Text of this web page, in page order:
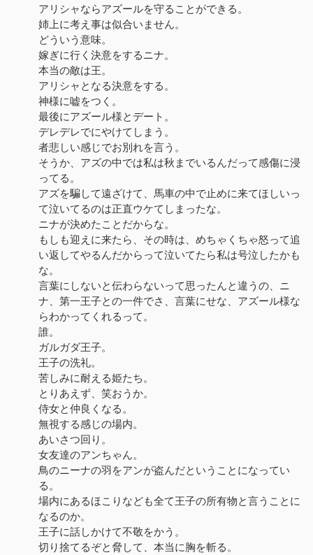
アリシャならアズールを守ることができる。
姉上に考え事は似合いません。
どういう意味。
嫁ぎに行く決意をするニナ。
本当の敵は王。
アリシャとなる決意をする。
神様に嘘をつく。
最後にアズール様とデート。
デレデレでにやけてしまう。
者悲しい感じでお別れを言う。
そうか、アズの中では私は秋までいるんだって感傷に浸
ってる。
アズを騙して遠ざけて、馬車の中で止めに来てほしいっ
て泣いてるのは正直ウケてしまったな。
ニナが決めたことだからな。
もしも迎えに来たら、その時は、めちゃくちゃ怒って追
い返してやるんだからって泣いてたら私は号泣したかも
な。
言葉にしないと伝わらないって思ったんと違うの、ニ
ナ、第一王子との一件でさ、言葉にせな、アズール様な
らわかってくれるって。
誰。
ガルガダ王子。
王子の洗礼。
苦しみに耐える姫たち。
とりあえず、笑おうか。
侍女と仲良くなる。
無視する感じの場内。
あいさつ回り。
女友達のアンちゃん。
鳥のニーナの羽をアンが盗んだということになってい
る。
場内にあるほこりなども全て王子の所有物と言うことに
なるのか。
王子に話しかけて不敬をかう。
切り捨てるぞと脅して、本当に胸を斬る。